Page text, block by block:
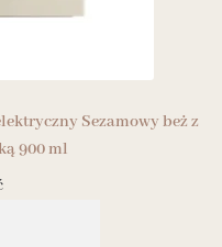
Sezamowy beż z
900 ml